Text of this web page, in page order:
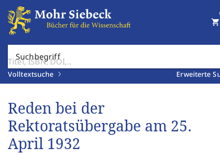
Suchbegriff
Volltextsuche Erweiterte
shopping_cart
Reden bei der
Rektoratsübergabe am 25.
April 1932